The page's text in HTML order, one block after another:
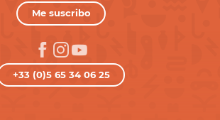
Me suscribo
+33 (0)5 65 34 06 25